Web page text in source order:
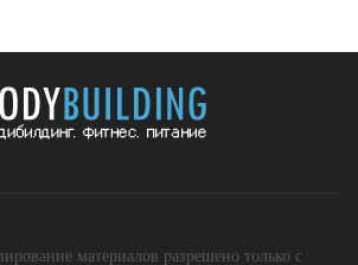
материалов разрешено только с